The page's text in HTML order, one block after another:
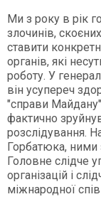
Ми з року в рік
злочинів,
ставити
органів, які
роботу. У
він усупереч
"справи
фактично
розслідування.
Горбатюка, ними
Головне слідче
організацій і
міжнародної